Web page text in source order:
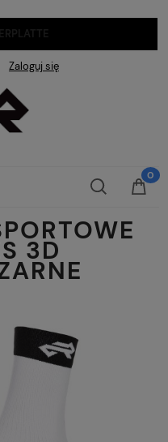
Zaloguj się
3D